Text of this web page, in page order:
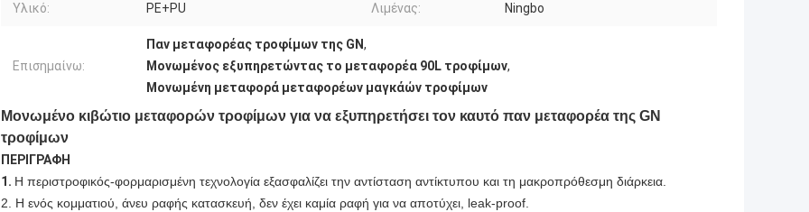
Υλικό: PE+PU Λιμένας: Ningbo
Επισημαίνω:
Παν μεταφορέας τροφίμων της GN,
Μονωμένος εξυπηρετώντας το μεταφορέα 90L τροφίμων,
Μονωμένη μεταφορά μεταφορέων μαγκάών τροφίμων
Μονωμένο κιβώτιο μεταφορών τροφίμων για να εξυπηρετήσει τον καυτό παν μεταφορέα της GN
τροφίμων
ΠΕΡΙΓΡΑΦΗ
1. Η περιστροφικός-φορμαρισμένη τεχνολογία εξασφαλίζει την αντίσταση αντίκτυπου και τη μακροπρόθεσμη διάρκεια.
2. Η ενός κομματιού, άνευ ραφής κατασκευή, δεν έχει καμία ραφή για να αποτύχει, leak-proof.